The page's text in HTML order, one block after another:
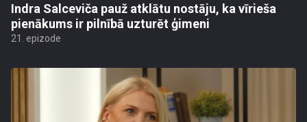
Indra Salceviča pauž atklātu nostāju, ka vīrieša
pienākums ir pilnībā uzturēt ģimeni
21. epizode